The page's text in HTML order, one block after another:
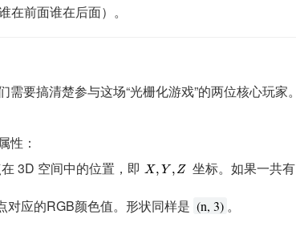
在前面谁在后面）。
需要搞清楚参与这场“光栅化游戏”的两位核心玩家。
性：
3D 空间中的位置，即 坐标。如果一共有
对应的RGB颜色值。形状同样是 (n, 3) 。